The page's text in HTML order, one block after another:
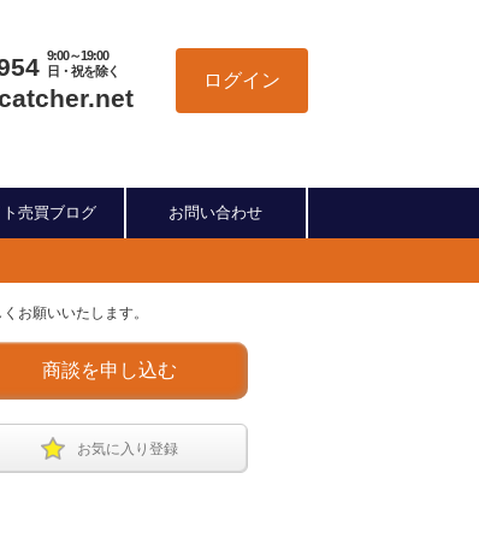
9:00～19:00
日・祝を除く
ログイン
売買ブログ お問い合わせ
お願いいたします。
商談を申し込む
お気に入り登録